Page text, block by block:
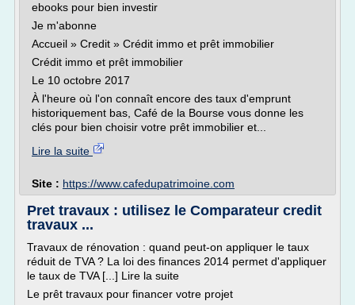
ebooks pour bien investir
Je m'abonne
Accueil » Credit » Crédit immo et prêt immobilier
Crédit immo et prêt immobilier
Le 10 octobre 2017
À l'heure où l'on connaît encore des taux d'emprunt
historiquement bas, Café de la Bourse vous donne les
clés pour bien choisir votre prêt immobilier et...
Lire la suite
Site : https://www.cafedupatrimoine.com
Pret travaux : utilisez le Comparateur credit
travaux ...
Travaux de rénovation : quand peut-on appliquer le taux
réduit de TVA ? La loi des finances 2014 permet d'appliquer
le taux de TVA [...] Lire la suite
Le prêt travaux pour financer votre projet